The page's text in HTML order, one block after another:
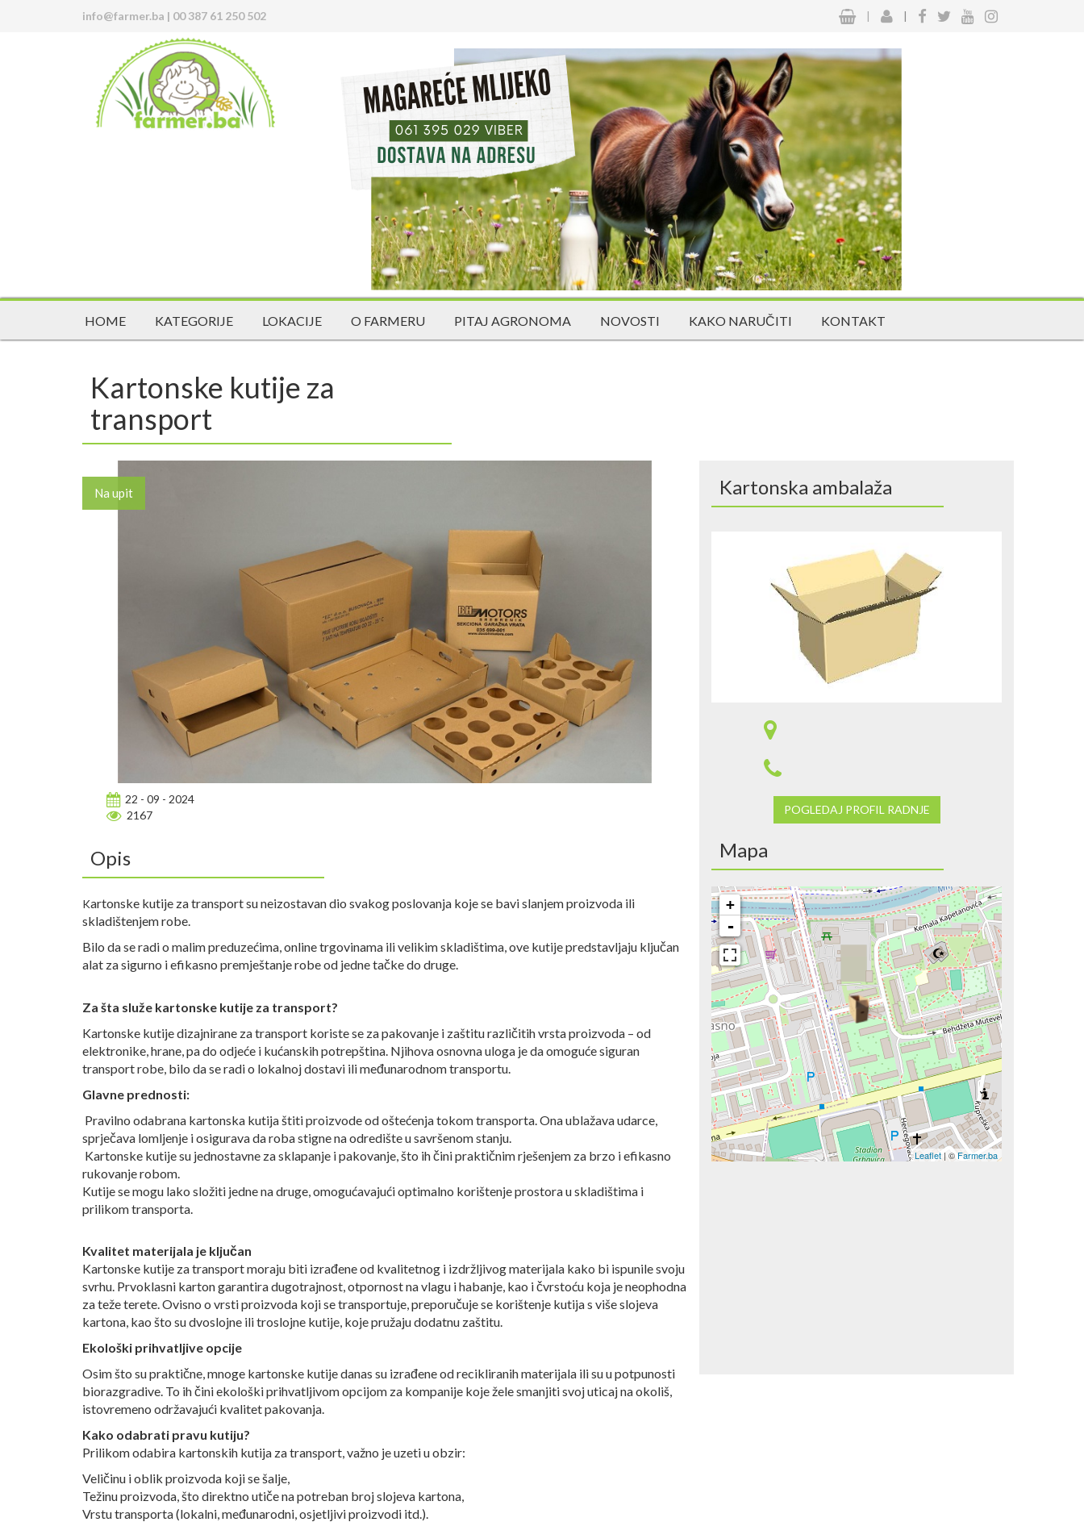
info@farmer.ba | 00 387 61 250 502 | |
HOME KATEGORIJE LOKACIJE O FARMERU PITAJ AGRONOMA NOVOSTI KAKO NARUČITI KONTAKT
Kartonske kutije za
transport
Na upit
22 - 09 - 2024
2167
Opis
Kartonske kutije za transport su neizostavan dio svakog poslovanja koje se bavi slanjem proizvoda ili
skladištenjem robe.
Bilo da se radi o malim preduzećima, online trgovinama ili velikim skladištima, ove kutije predstavljaju ključan
alat za sigurno i efikasno premještanje robe od jedne tačke do druge.
Za šta služe kartonske kutije za transport?
Kartonske kutije dizajnirane za transport koriste se za pakovanje i zaštitu različitih vrsta proizvoda – od
elektronike, hrane, pa do odjeće i kućanskih potrepština. Njihova osnovna uloga je da omoguće siguran
transport robe, bilo da se radi o lokalnoj dostavi ili međunarodnom transportu.
Glavne prednosti:
Pravilno odabrana kartonska kutija štiti proizvode od oštećenja tokom transporta. Ona ublažava udarce,
sprječava lomljenje i osigurava da roba stigne na odredište u savršenom stanju.
Kartonske kutije su jednostavne za sklapanje i pakovanje, što ih čini praktičnim rješenjem za brzo i efikasno
rukovanje robom.
Kutije se mogu lako složiti jedne na druge, omogućavajući optimalno korištenje prostora u skladištima i
prilikom transporta.
Kvalitet materijala je ključan
Kartonske kutije za transport moraju biti izrađene od kvalitetnog i izdržljivog materijala kako bi ispunile svoju
svrhu. Prvoklasni karton garantira dugotrajnost, otpornost na vlagu i habanje, kao i čvrstoću koja je neophodna
za teže terete. Ovisno o vrsti proizvoda koji se transportuje, preporučuje se korištenje kutija s više slojeva
kartona, kao što su dvoslojne ili troslojne kutije, koje pružaju dodatnu zaštitu.
Ekološki prihvatljive opcije
Osim što su praktične, mnoge kartonske kutije danas su izrađene od recikliranih materijala ili su u potpunosti
biorazgradive. To ih čini ekološki prihvatljivom opcijom za kompanije koje žele smanjiti svoj uticaj na okoliš,
istovremeno održavajući kvalitet pakovanja.
Kako odabrati pravu kutiju?
Prilikom odabira kartonskih kutija za transport, važno je uzeti u obzir:
Veličinu i oblik proizvoda koji se šalje,
Težinu proizvoda, što direktno utiče na potreban broj slojeva kartona,
Vrstu transporta (lokalni, međunarodni, osjetljivi proizvodi itd.).
Kartonska ambalaža
POGLEDAJ PROFIL RADNJE
Mapa
+
-
Leaflet| ©Farmer.ba